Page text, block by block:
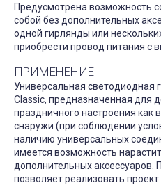
Предусмотрена возможность
собой без дополнительных
одной гирлянды или
приобрести провод питания с
ПРИМЕНЕНИЕ
Универсальная светодиодная
Classic, предназначенная для
праздничного настроения как
снаружи (при соблюдении
наличию универсальных
имеется возможность
дополнительных
позволяет реализовать